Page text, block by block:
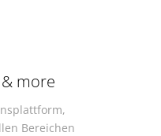
more
Bereichen